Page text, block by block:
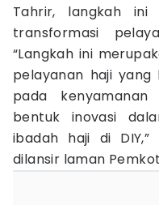
Tahrir, langkah ini
transformasi
“Langkah ini
pelayanan haji
pada
bentuk inovasi
ibadah haji di
dilansir laman